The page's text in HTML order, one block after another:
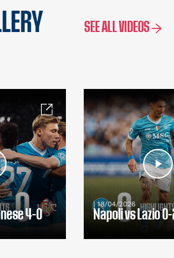
SEE ALL VIDEOS
4-0
| 18/04/2026
Napoli vs Lazio